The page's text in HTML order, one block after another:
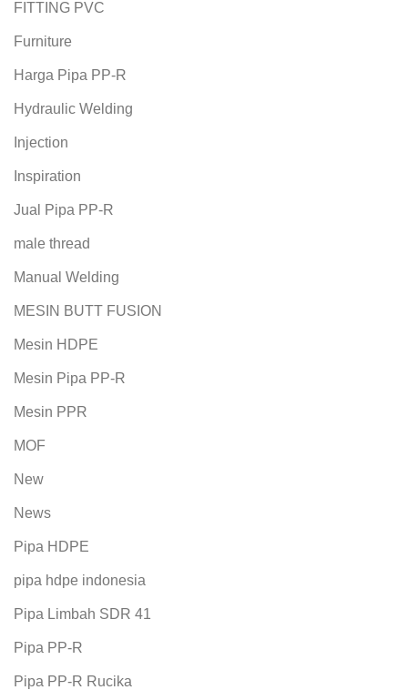
FITTING PVC
Furniture
Harga Pipa PP-R
Hydraulic Welding
Injection
Inspiration
Jual Pipa PP-R
male thread
Manual Welding
MESIN BUTT FUSION
Mesin HDPE
Mesin Pipa PP-R
Mesin PPR
MOF
New
News
Pipa HDPE
pipa hdpe indonesia
Pipa Limbah SDR 41
Pipa PP-R
Pipa PP-R Rucika